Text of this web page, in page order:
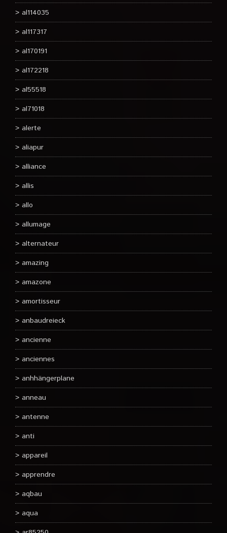
al114035
al117317
al170191
al172218
al55518
al71018
alerte
aliapur
alliance
allis
allo
allumage
alternateur
amazing
amazone
amortisseur
anbaudreieck
ancienne
anciennes
anhhängerplane
anneau
antenne
anti
appareil
apprendre
aqbau
aqua